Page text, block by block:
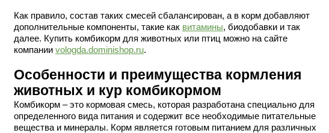
Как правило, состав таких смесей сбалансирован, а в корм добавляют
дополнительные компоненты, такие как витамины, биодобавки и так
далее. Купить комбикорм для животных или птиц можно на сайте
компании vologda.dominishop.ru.
Особенности и преимущества кормления
животных и кур комбикормом
Комбикорм – это кормовая смесь, которая разработана специально для
определенного вида питания и содержит все необходимые питательные
вещества и минералы. Корм является готовым питанием для различных